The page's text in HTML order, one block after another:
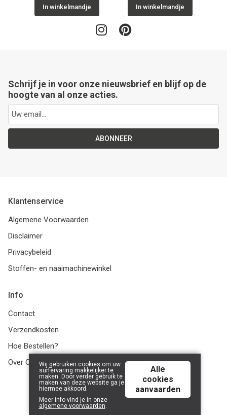
In winkelmandje In winkelmandje
Schrijf je in voor onze nieuwsbrief en blijf op de
hoogte van al onze acties.
ABONNEER
Klantenservice
Algemene Voorwaarden
Disclaimer
Privacybeleid
Stoffen- en naaimachinewinkel
Info
Contact
Verzendkosten
Hoe Bestellen?
Over Ons
© 2026 LanaLotta | Powered byTilroy.
Wij gebruiken cookies om uw
surfervaring makkelijker te
maken. Door verder gebruik te
maken van deze website ga je
hiermee akkoord.
Meer info vind je in onze
algemene voorwaarden.
Alle
cookies
aanvaarden